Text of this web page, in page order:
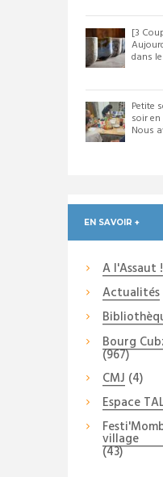
[3
dans
Petite
soir
Nous
EN SAVOIR +
A l'Assaut !
Actualités
Bourg
(967)
CMJ (4)
Espace
village
(43)